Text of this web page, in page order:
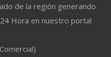
de la región generando
Hora en nuestro portal